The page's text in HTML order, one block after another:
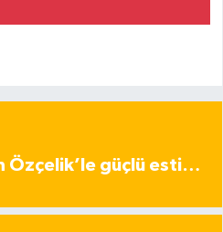
Özçelik’le güçlü esti…